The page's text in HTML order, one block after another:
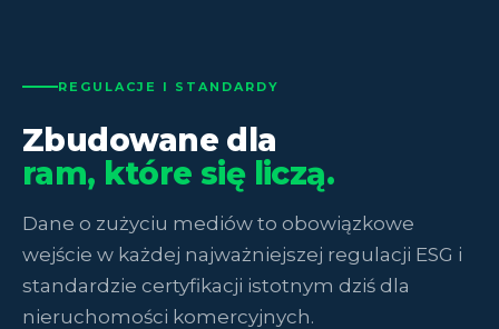
REGULACJE I STANDARDY
Zbudowane dla
ram, które się liczą.
Dane o zużyciu mediów to obowiązkowe
wejście w każdej najważniejszej regulacji ESG i
standardzie certyfikacji istotnym dziś dla
nieruchomości komercyjnych.